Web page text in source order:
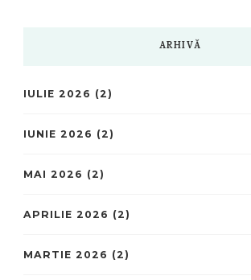
ARHIVĂ
IULIE 2026 (2)
IUNIE 2026 (2)
MAI 2026 (2)
APRILIE 2026 (2)
MARTIE 2026 (2)